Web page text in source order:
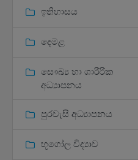
ඉතිහාසය
දෙමළ
සෞඛ්‍ය හා ශාරීරික
අධ්‍යාපනය
පුරවැසි අධ්‍යාපනය
භූගෝල විද්‍යාව